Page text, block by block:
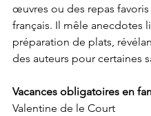
œuvres ou des repas favoris
français. Il mêle anecdotes
préparation de plats,
des auteurs pour certaines
Vacances obligatoires en
Valentine de le Court